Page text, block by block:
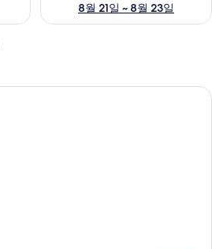
8월 21일 ~ 8월 23일